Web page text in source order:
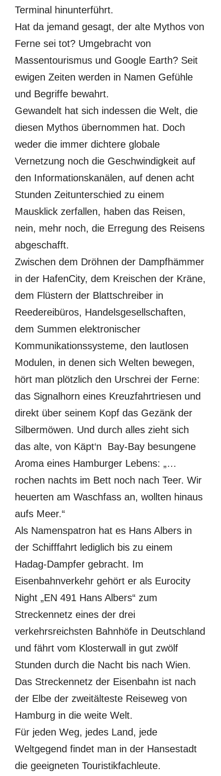
Terminal hinunterführt.
Hat da jemand gesagt, der alte Mythos von
Ferne sei tot? Umgebracht von
Massentourismus und Google Earth? Seit
ewigen Zeiten werden in Namen Gefühle
und Begriffe bewahrt.
Gewandelt hat sich indessen die Welt, die
diesen Mythos übernommen hat. Doch
weder die immer dichtere globale
Vernetzung noch die Geschwindigkeit auf
den Informationskanälen, auf denen acht
Stunden Zeitunterschied zu einem
Mausklick zerfallen, haben das Reisen,
nein, mehr noch, die Erregung des Reisens
abgeschafft.
Zwischen dem Dröhnen der Dampfhämmer
in der HafenCity, dem Kreischen der Kräne,
dem Flüstern der Blattschreiber in
Reedereibüros, Handelsgesellschaften,
dem Summen elektronischer
Kommunikationssysteme, den lautlosen
Modulen, in denen sich Welten bewegen,
hört man plötzlich den Urschrei der Ferne:
das Signalhorn eines Kreuzfahrtriesen und
direkt über seinem Kopf das Gezänk der
Silbermöwen. Und durch alles zieht sich
das alte, von Käpt‘n Bay-Bay besungene
Aroma eines Hamburger Lebens: „…
rochen nachts im Bett noch nach Teer. Wir
heuerten am Waschfass an, wollten hinaus
aufs Meer.“
Als Namenspatron hat es Hans Albers in
der Schifffahrt lediglich bis zu einem
Hadag-Dampfer gebracht. Im
Eisenbahnverkehr gehört er als Eurocity
Night „EN 491 Hans Albers“ zum
Streckennetz eines der drei
verkehrsreichsten Bahnhöfe in Deutschland
und fährt vom Klosterwall in gut zwölf
Stunden durch die Nacht bis nach Wien.
Das Streckennetz der Eisenbahn ist nach
der Elbe der zweitälteste Reiseweg von
Hamburg in die weite Welt.
Für jeden Weg, jedes Land, jede
Weltgegend findet man in der Hansestadt
die geeigneten Touristikfachleute.